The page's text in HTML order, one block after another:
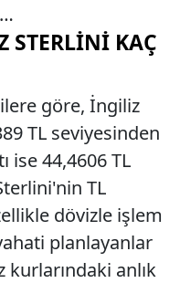
STERLINI KAÇ
göre, İngiliz
TL seviyesinden
ise 44,4606 TL
TL
dövizle işlem
planlayanlar
anlık